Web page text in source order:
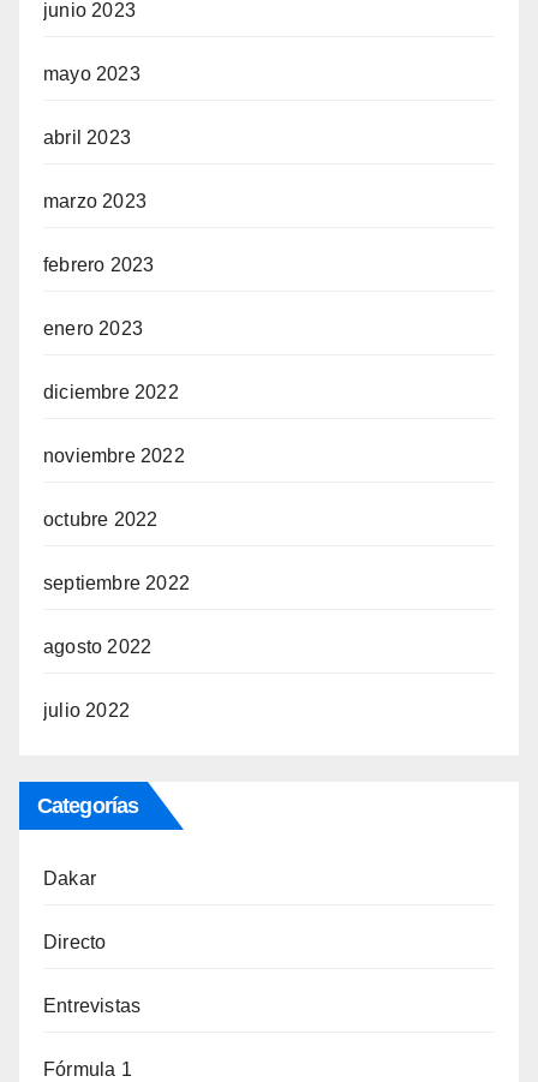
junio 2023
mayo 2023
abril 2023
marzo 2023
febrero 2023
enero 2023
diciembre 2022
noviembre 2022
octubre 2022
septiembre 2022
agosto 2022
julio 2022
Categorías
Dakar
Directo
Entrevistas
Fórmula 1